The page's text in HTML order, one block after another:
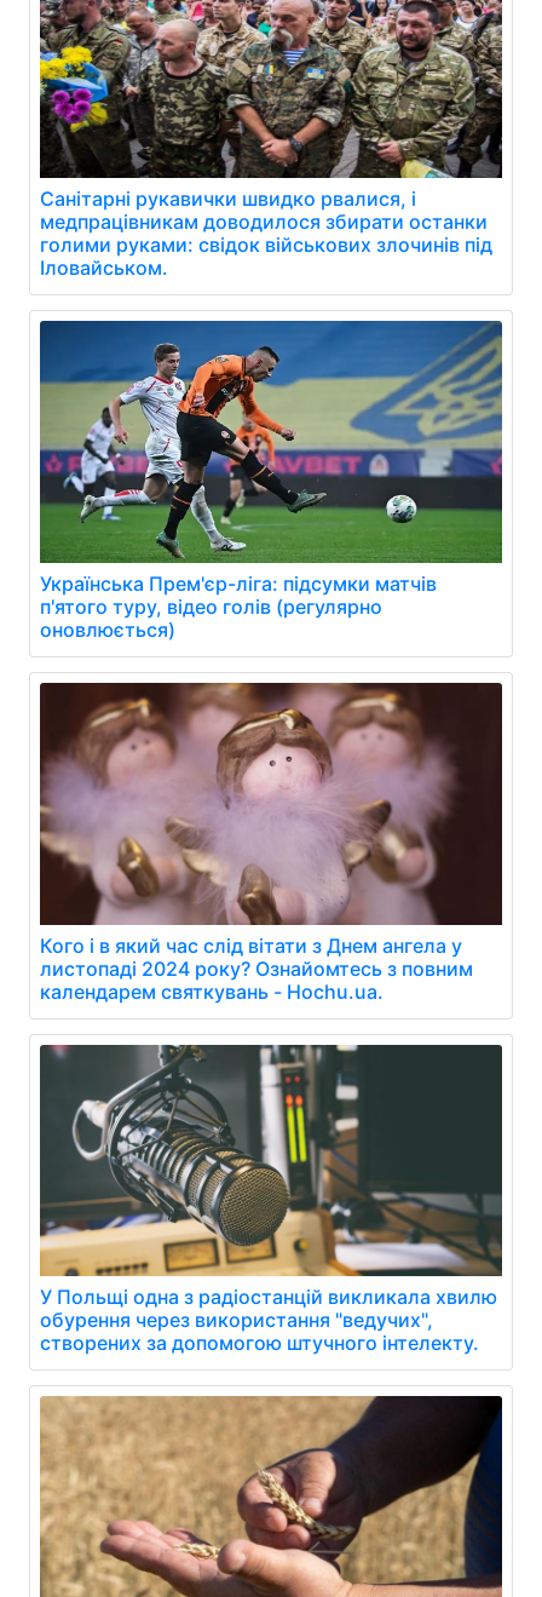
Санітарні рукавички швидко рвалися, і
медпрацівникам доводилося збирати останки
голими руками: свідок військових злочинів під
Іловайськом.
Українська Прем'єр-ліга: підсумки матчів
п'ятого туру, відео голів (регулярно
оновлюється)
Кого і в який час слід вітати з Днем ангела у
листопаді 2024 року? Ознайомтесь з повним
календарем святкувань - Hochu.ua.
У Польщі одна з радіостанцій викликала хвилю
обурення через використання "ведучих",
створених за допомогою штучного інтелекту.